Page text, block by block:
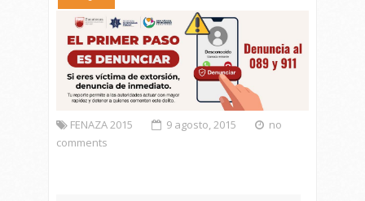
FENAZA 2015 9 agosto, 2015
no
comments